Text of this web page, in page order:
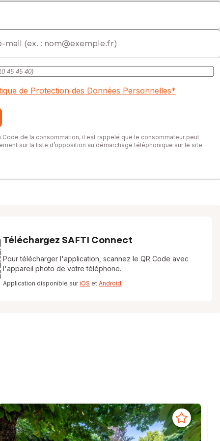
de Protection des Données Personnelles*
Code de la consommation, il est rappelé que le consommateur peut
sur la liste d’opposition au démarchage téléphonique sur le site
Téléchargez SAFTI Connect
Pour télécharger l'application, scannez le QR Code avec
l'appareil photo de votre téléphone.
Application disponible suriOS et Android